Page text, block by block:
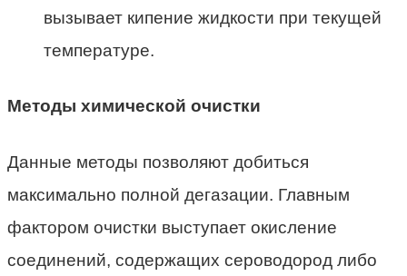
вызывает кипение жидкости при текущей
температуре.
Методы химической очистки
Данные методы позволяют добиться
максимально полной дегазации. Главным
фактором очистки выступает окисление
соединений, содержащих сероводород либо